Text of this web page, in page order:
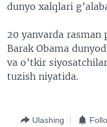
dunyo xalqlari
20 yanvarda
Barak Obama
va o’tkir
tuzish niyatida.
Ulashing